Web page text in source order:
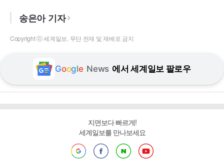
송은아 기자
Copyright ⓒ 세계일보. 무단 전재 및 재배포 금지
Google News 에서 세계일보 팔로우
지면보다 빠르게!
세계일보를 만나보세요